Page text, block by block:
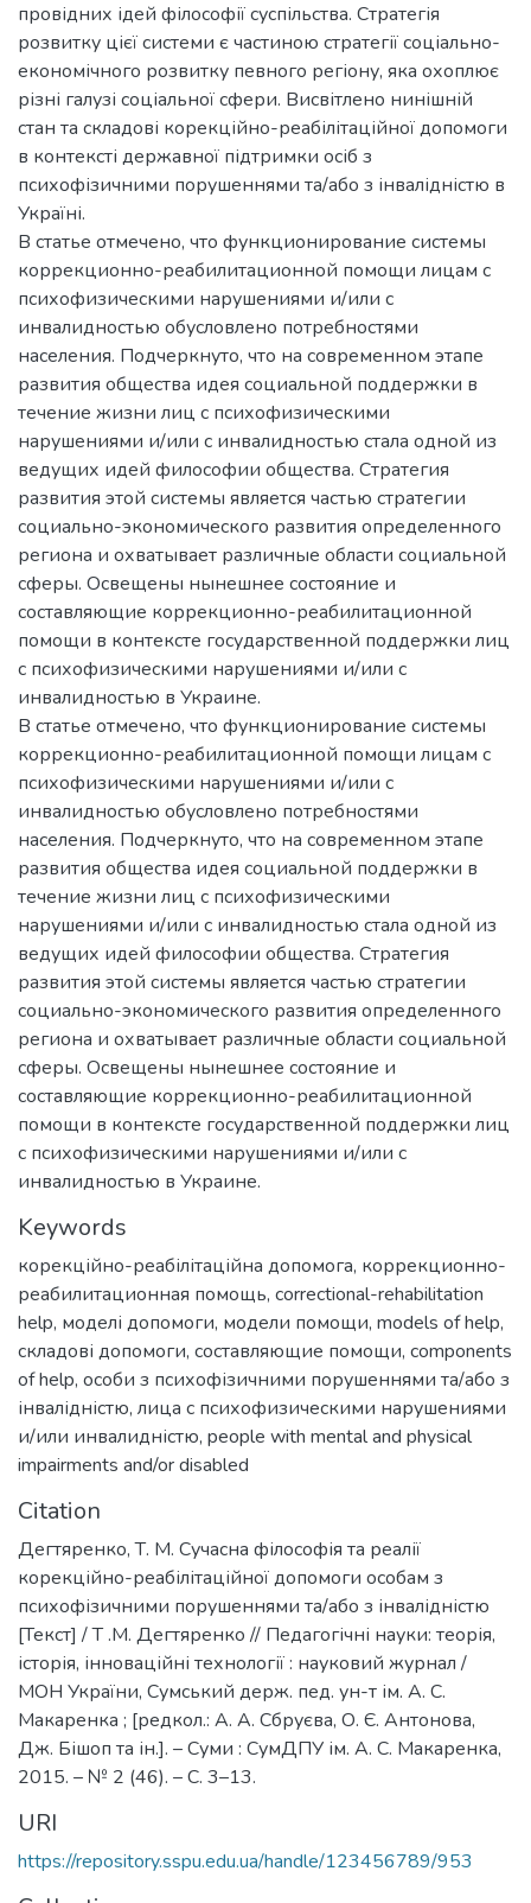
провідних ідей філософії суспільства. Стратегія
розвитку цієї системи є частиною стратегії соціально-
економічного розвитку певного регіону, яка охоплює
різні галузі соціальної сфери. Висвітлено нинішній
стан та складові корекційно-реабілітаційної допомоги
в контексті державної підтримки осіб з
психофізичними порушеннями та/або з інвалідністю в
Україні.
В статье отмечено, что функционирование системы
коррекционно-реабилитационной помощи лицам с
психофизическими нарушениями и/или с
инвалидностью обусловлено потребностями
населения. Подчеркнуто, что на современном этапе
развития общества идея социальной поддержки в
течение жизни лиц с психофизическими
нарушениями и/или с инвалидностью стала одной из
ведущих идей философии общества. Стратегия
развития этой системы является частью стратегии
социально-экономического развития определенного
региона и охватывает различные области социальной
сферы. Освещены нынешнее состояние и
составляющие коррекционно-реабилитационной
помощи в контексте государственной поддержки лиц
с психофизическими нарушениями и/или с
инвалидностью в Украине.
В статье отмечено, что функционирование системы
коррекционно-реабилитационной помощи лицам с
психофизическими нарушениями и/или с
инвалидностью обусловлено потребностями
населения. Подчеркнуто, что на современном этапе
развития общества идея социальной поддержки в
течение жизни лиц с психофизическими
нарушениями и/или с инвалидностью стала одной из
ведущих идей философии общества. Стратегия
развития этой системы является частью стратегии
социально-экономического развития определенного
региона и охватывает различные области социальной
сферы. Освещены нынешнее состояние и
составляющие коррекционно-реабилитационной
помощи в контексте государственной поддержки лиц
с психофизическими нарушениями и/или с
инвалидностью в Украине.
Keywords
корекційно-реабілітаційна допомога, коррекционно-
реабилитационная помощь, correctional-rehabilitation
help, моделі допомоги, модели помощи, models of help,
складові допомоги, составляющие помощи, components
of help, особи з психофізичними порушеннями та/або з
інвалідністю, лица с психофизическими нарушениями
и/или инвалидністю, people with mental and physical
impairments and/or disabled
Citation
Дегтяренко, Т. М. Сучасна філософія та реалії
корекційно-реабілітаційної допомоги особам з
психофізичними порушеннями та/або з інвалідністю
[Текст] / Т .М. Дегтяренко // Педагогічні науки: теорія,
історія, інноваційні технології : науковий журнал /
МОН України, Сумський держ. пед. ун-т ім. А. С.
Макаренка ; [редкол.: А. А. Сбруєва, О. Є. Антонова,
Дж. Бішоп та ін.]. – Суми : СумДПУ ім. А. С. Макаренка,
2015. – № 2 (46). – С. 3–13.
URI
https://repository.sspu.edu.ua/handle/123456789/953